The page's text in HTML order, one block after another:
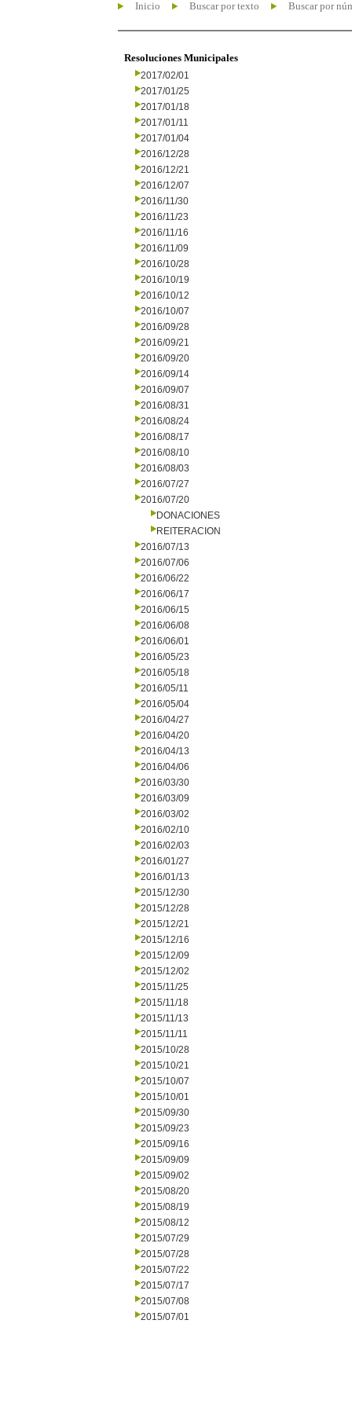
Inicio Buscar por texto Buscar por
Resoluciones Municipales
2017/02/01
2017/01/25
2017/01/18
2017/01/11
2017/01/04
2016/12/28
2016/12/21
2016/12/07
2016/11/30
2016/11/23
2016/11/16
2016/11/09
2016/10/28
2016/10/19
2016/10/12
2016/10/07
2016/09/28
2016/09/21
2016/09/20
2016/09/14
2016/09/07
2016/08/31
2016/08/24
2016/08/17
2016/08/10
2016/08/03
2016/07/27
2016/07/20
DONACIONES
REITERACION
2016/07/13
2016/07/06
2016/06/22
2016/06/17
2016/06/15
2016/06/08
2016/06/01
2016/05/23
2016/05/18
2016/05/11
2016/05/04
2016/04/27
2016/04/20
2016/04/13
2016/04/06
2016/03/30
2016/03/09
2016/03/02
2016/02/10
2016/02/03
2016/01/27
2016/01/13
2015/12/30
2015/12/28
2015/12/21
2015/12/16
2015/12/09
2015/12/02
2015/11/25
2015/11/18
2015/11/13
2015/11/11
2015/10/28
2015/10/21
2015/10/07
2015/10/01
2015/09/30
2015/09/23
2015/09/16
2015/09/09
2015/09/02
2015/08/20
2015/08/19
2015/08/12
2015/07/29
2015/07/28
2015/07/22
2015/07/17
2015/07/08
2015/07/01